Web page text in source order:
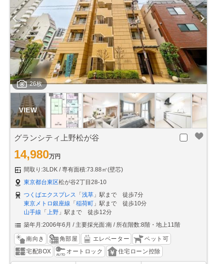
26枚
グランシティ上野松が谷
14,980万円
間取り:3LDK
専有面積:73.88㎡(壁芯)
東京都台東区松が谷2丁目28-10
つくばエクスプレス 「 浅草 」駅まで 徒歩7分
東京メトロ銀座線 「 稲荷町 」駅まで 徒歩10分
山手線 「 上野 」駅まで 徒歩12分
築年月:2006年6月
主要採光面:南 所在階数:8階・地上11階
南向き 角部屋 エレベーター
ペット可
宅配BOX
オートロック 住宅ローン控除